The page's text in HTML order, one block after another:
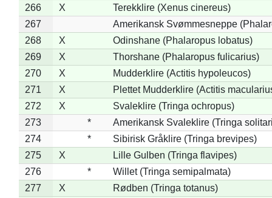
266
X
Terekklire (Xenus cinereus)
267
Amerikansk Svømmesneppe
268
X
Odinshane (Phalaropus lobatus)
269
X
Thorshane (Phalaropus fulicarius)
270
X
Mudderklire (Actitis hypoleucos)
271
X
Plettet Mudderklire (Actitis
272
X
Svaleklire (Tringa ochropus)
273
*
Amerikansk Svaleklire (Tringa
274
*
Sibirisk Gråklire (Tringa brevipes)
275
X
Lille Gulben (Tringa flavipes)
276
*
Willet (Tringa semipalmata)
277
X
Rødben (Tringa totanus)